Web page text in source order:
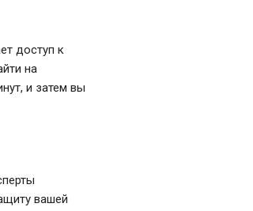
доступ к
на
и затем вы
вашей